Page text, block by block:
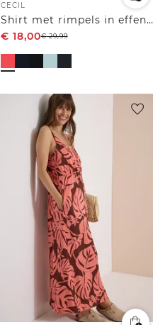
CECIL
Shirt met rimpels in effen kleur
€ 18,00€29,99